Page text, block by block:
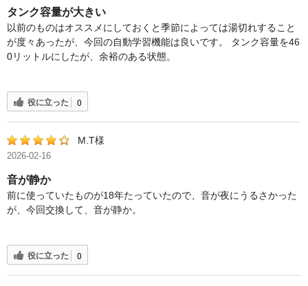
タンク容量が大きい
以前のものはオススメにしておくと季節によっては湯切れすること
が度々あったが、今回の自動学習機能は良いです。 タンク容量を46
0リットルにしたが、余裕のある状態。
役に立った 0
M.T様
2026-02-16
音が静か
前に使っていたものが18年たっていたので、音が夜にうるさかった
が、今回交換して、音が静か。
役に立った 0